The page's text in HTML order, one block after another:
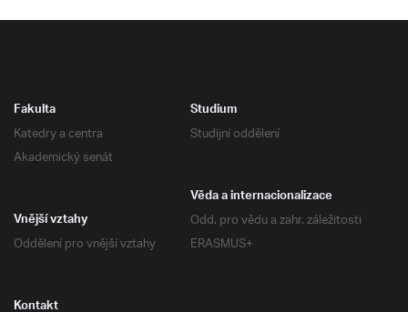
Fakulta
Katedry a centra
Akademický senát
Studium
Studijní oddělení
Věda a internacionalizace
Odd. pro vědu a zahr. záležitosti
ERASMUS+
Vnější vztahy
Oddělení pro vnější vztahy